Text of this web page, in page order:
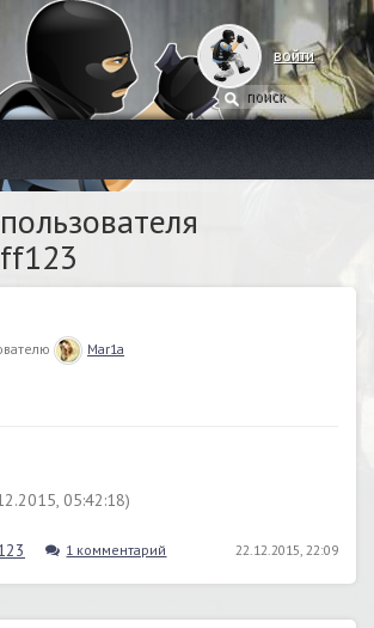
войти
Mar1a
05:42:18)
1 комментарий 22.12.2015, 22:09